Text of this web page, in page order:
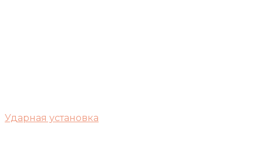
Ударная установка